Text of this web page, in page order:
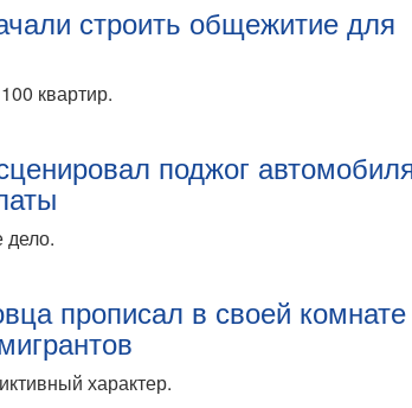
строить общежитие для
квартир.
поджог
дело.
прописал в своей
характер.